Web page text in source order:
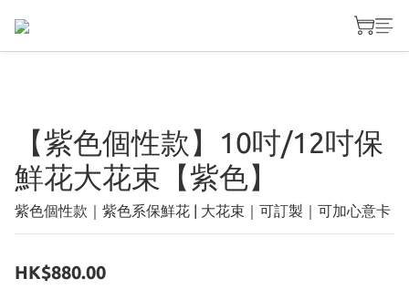
【紫色個性款】10吋/12吋保
鮮花大花束【紫色】
紫色個性款｜紫色系保鮮花 | 大花束｜可訂製｜可加心意卡
HK$880.00